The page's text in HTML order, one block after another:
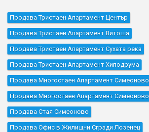
Продава Тристаен Апартамент Център
Продава Тристаен Апартамент Витоша
Продава Тристаен Апартамент Сухата река
Продава Тристаен Апартамент Хиподрума
Продава Многостаен Апартамент Симеоново
Продава Многостаен Апартамент Симеоново
Продава Стая Симеоново
Продава Офис в Жилищни Сгради Лозенец